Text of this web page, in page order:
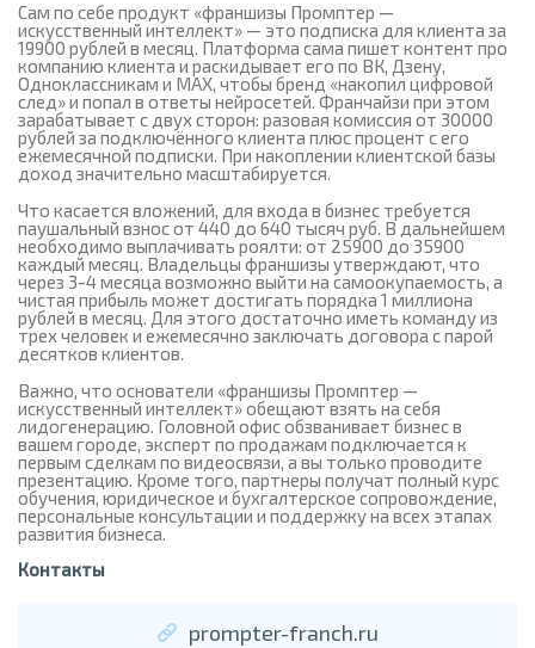
Сам по себе продукт «франшизы Промптер —
искусственный интеллект» — это подписка для клиента за
19900 рублей в месяц. Платформа сама пишет контент про
компанию клиента и раскидывает его по ВК, Дзену,
Одноклассникам и MAX, чтобы бренд «накопил цифровой
след» и попал в ответы нейросетей. Франчайзи при этом
зарабатывает с двух сторон: разовая комиссия от 30000
рублей за подключённого клиента плюс процент с его
ежемесячной подписки. При накоплении клиентской базы
доход значительно масштабируется.
Что касается вложений, для входа в бизнес требуется
паушальный взнос от 440 до 640 тысяч руб. В дальнейшем
необходимо выплачивать роялти: от 25900 до 35900
каждый месяц. Владельцы франшизы утверждают, что
через 3-4 месяца возможно выйти на самоокупаемость, а
чистая прибыль может достигать порядка 1 миллиона
рублей в месяц. Для этого достаточно иметь команду из
трех человек и ежемесячно заключать договора с парой
десятков клиентов.
Важно, что основатели «франшизы Промптер —
искусственный интеллект» обещают взять на себя
лидогенерацию. Головной офис обзванивает бизнес в
вашем городе, эксперт по продажам подключается к
первым сделкам по видеосвязи, а вы только проводите
презентацию. Кроме того, партнеры получат полный курс
обучения, юридическое и бухгалтерское сопровождение,
персональные консультации и поддержку на всех этапах
развития бизнеса.
Контакты
prompter-franch.ru